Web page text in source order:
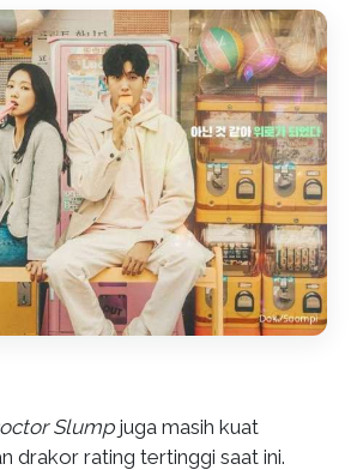
Slumpjuga masih kuat
drakor rating tertinggi saat ini.